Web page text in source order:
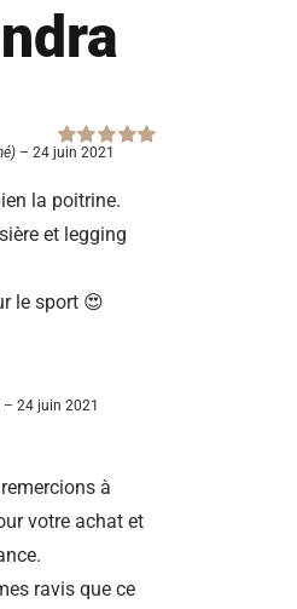
Note5sur 5
– 24 juin 2021
la poitrine.
et legging
le sport 😍
– 24 juin 2021
à
votre achat et
ravis que ce